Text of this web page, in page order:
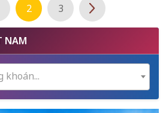
2 3
NAM
khoán...